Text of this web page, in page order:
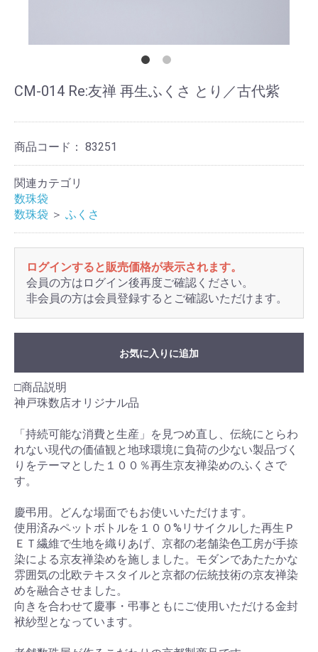
CM-014 Re:友禅 再生ふくさ とり／古代紫
商品コード： 83251
関連カテゴリ
数珠袋
数珠袋 ＞ ふくさ
ログインすると販売価格が表示されます。
会員の方はログイン後再度ご確認ください。
非会員の方は会員登録するとご確認いただけます。
お気に入りに追加
□商品説明
神戸珠数店オリジナル品
「持続可能な消費と生産」を見つめ直し、伝統にとらわ
れない現代の価値観と地球環境に負荷の少ない製品づく
りをテーマとした１００％再生京友禅染めのふくさで
す。
慶弔用。どんな場面でもお使いいただけます。
使用済みペットボトルを１００%リサイクルした再生Ｐ
ＥＴ繊維で生地を織りあげ、京都の老舗染色工房が手捺
染による京友禅染めを施しました。モダンであたたかな
雰囲気の北欧テキスタイルと京都の伝統技術の京友禅染
めを融合させました。
向きを合わせて慶事・弔事ともにご使用いただける金封
袱紗型となっています。